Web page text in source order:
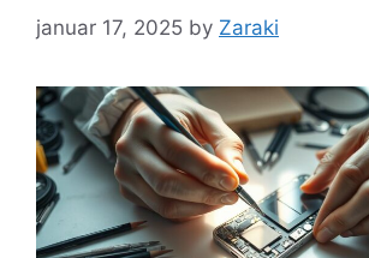
januar 17, 2025 by Zaraki